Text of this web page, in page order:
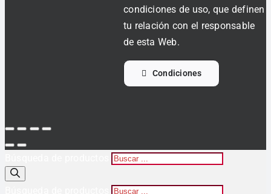
condiciones de uso, que definen
tu relación con el responsable
de esta Web.
Condiciones